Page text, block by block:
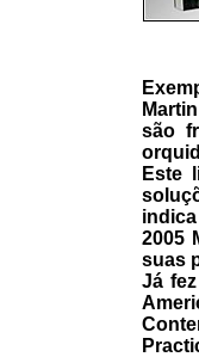
são
Este
2005
suas
Já